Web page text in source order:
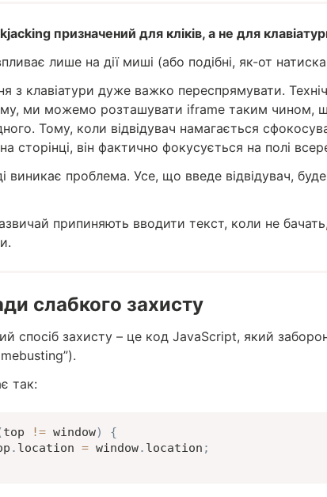
призначений для кліків, а не для
лише на дії миші (або подібні, як-от
з клавіатури дуже важко переспрямувати.
ми можемо розташувати iframe таким чином,
Тому, коли відвідувач намагається
сторінці, він фактично фокусується на полі
виникає проблема. Усе, що введе відвідувач,
припиняють вводити текст, коли не
слабкого захисту
спосіб захисту – це код JavaScript, який
так:
top != window)
{
. location = window. location ;